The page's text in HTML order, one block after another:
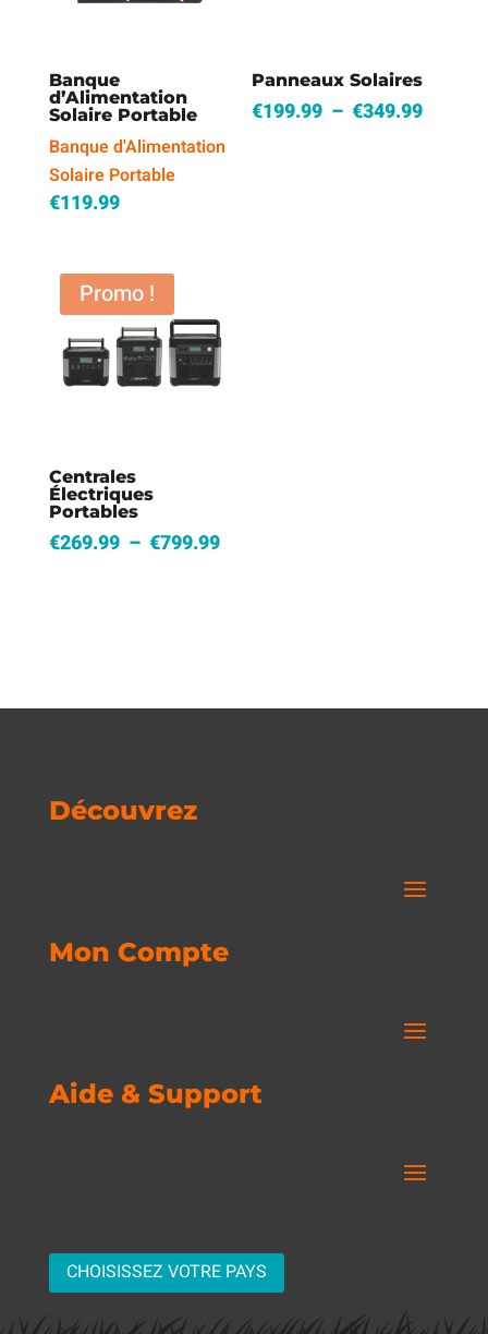
Banque
d’Alimentation
Solaire Portable
Banque d'Alimentation
Solaire Portable
€119.99
Panneaux Solaires
€199.99 – €349.99Plage
Promo !
Centrales
Électriques
Portables
€269.99 – €799.99Plage
Découvrez
Mon Compte
Aide & Support
CHOISISSEZ VOTRE PAYS